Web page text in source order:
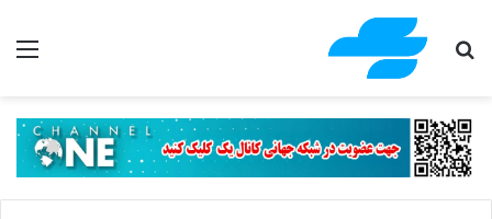
جستجو برای